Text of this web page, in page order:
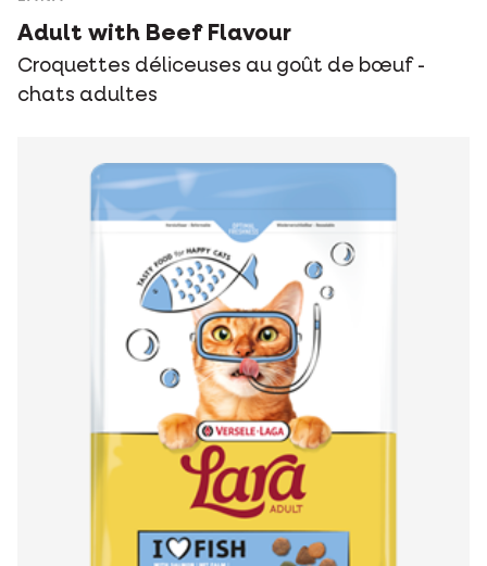
Adult with Beef Flavour
Croquettes déliceuses au goût de bœuf -
chats adultes